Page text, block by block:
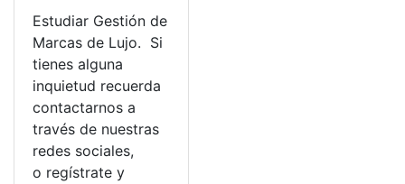
Estudiar Gestión de
Marcas de Lujo. Si
tienes alguna
inquietud recuerda
contactarnos a
través de nuestras
redes sociales,
o regístrate y